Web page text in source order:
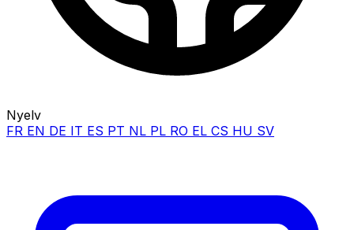
Nyelv
FR EN DE IT ES PT NL PL RO EL CS HU SV